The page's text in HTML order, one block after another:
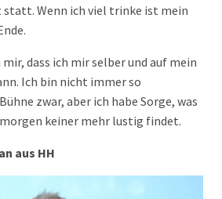
Wenn ich viel trinke ist mein
mir, dass ich mir selber und auf mein
Ich bin nicht immer so
zwar, aber ich habe Sorge, was
keiner mehr lustig findet.
aus HH